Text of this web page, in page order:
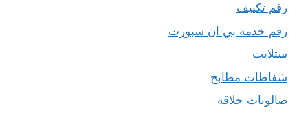
رقم تكييف
رقم خدمة بي ان سبورت
ستلايت
شفاطات مطابخ
صالونات حلاقة